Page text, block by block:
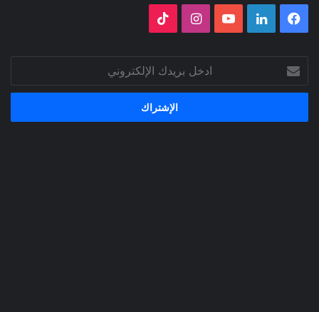
فيسبوك لينكدإن ‫YouTubeانستقرام
ادخل
بريدك
الإلكتروني